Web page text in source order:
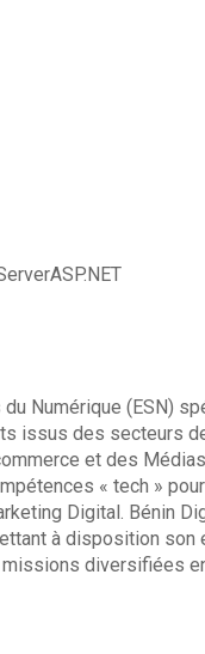
Numérique (ESN)
issus des secteurs
et des
« tech »
Digital. Bénin
à disposition
diversifiées